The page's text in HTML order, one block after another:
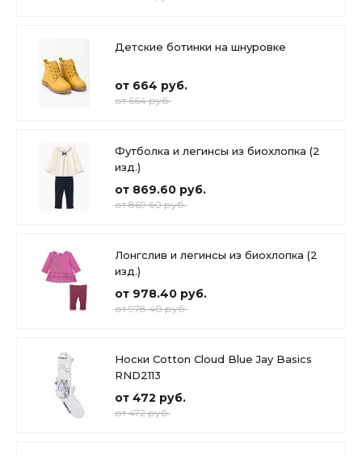
Детские ботинки на шнуровке
от 664 руб.
от 664 руб.
Футболка и легинсы из биохлопка (2
изд.)
от 869.60 руб.
от 869.60 руб.
Лонгслив и легинсы из биохлопка (2
изд.)
от 978.40 руб.
от 978.40 руб.
Носки Cotton Cloud Blue Jay Basics
RND2113
от 472 руб.
от 472 руб.